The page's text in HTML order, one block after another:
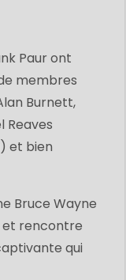
Paur ont
membres
Burnett,
Reaves
et bien
Bruce Wayne
et rencontre
qui